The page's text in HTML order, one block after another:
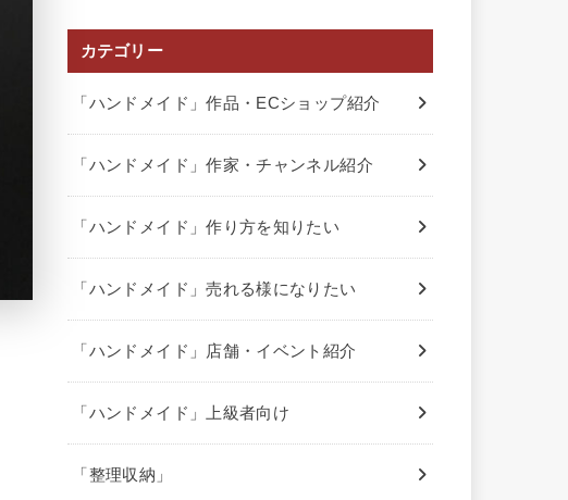
カテゴリー
「ハンドメイド」作品・ECショップ紹介
「ハンドメイド」作家・チャンネル紹介
「ハンドメイド」作り方を知りたい
「ハンドメイド」売れる様になりたい
「ハンドメイド」店舗・イベント紹介
「ハンドメイド」上級者向け
「整理収納」